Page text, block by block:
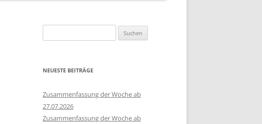
nach:
NEUESTE BEITRÄGE
Zusammenfassung der Woche ab
27.07.2026
Zusammenfassung der Woche ab